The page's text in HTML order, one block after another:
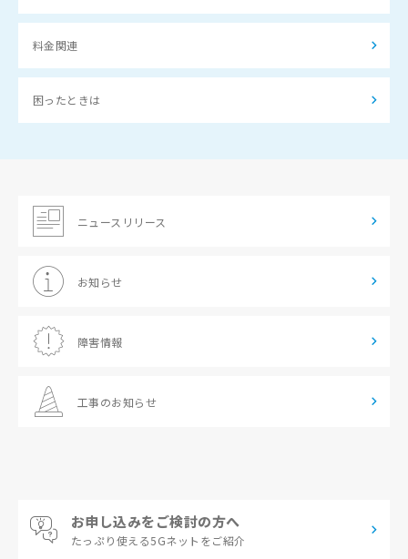
料金関連
困ったときは
ニュースリリース
お知らせ
障害情報
工事のお知らせ
お申し込みをご検討の方へ
たっぷり使える5Gネットをご紹介